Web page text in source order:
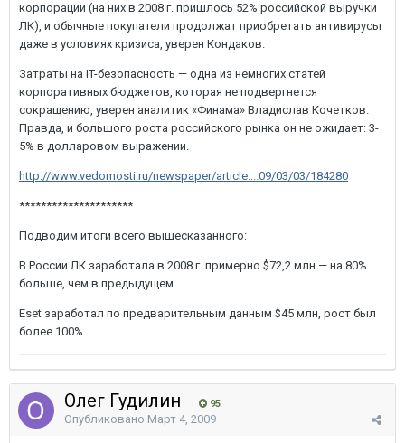
корпорации (на них в 2008 г. пришлось 52% российской выручки
ЛК), и обычные покупатели продолжат приобретать антивирусы
даже в условиях кризиса, уверен Кондаков.
Затраты на IT-безопасность — одна из немногих статей
корпоративных бюджетов, которая не подвергнется
сокращению, уверен аналитик «Финама» Владислав Кочетков.
Правда, и большого роста российского рынка он не ожидает: 3-
5% в долларовом выражении.
http://www.vedomosti.ru/newspaper/article....09/03/03/184280
*********************
Подводим итоги всего вышесказанного:
В России ЛК заработала в 2008 г. примерно $72,2 млн — на 80%
больше, чем в предыдущем.
Eset заработал по предварительным данным $45 млн, рост был
более 100%.
Олег Гудилин 95
Опубликовано Март 4, 2009